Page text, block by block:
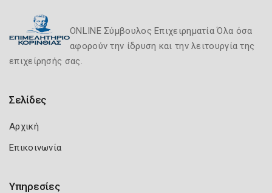
ONLINE Σύμβουλος Επιχειρηματία Όλα όσα
αφορούν την ίδρυση και την λειτουργία της
επιχείρησής σας.
Σελίδες
Αρχική
Επικοινωνία
Υπηρεσίες